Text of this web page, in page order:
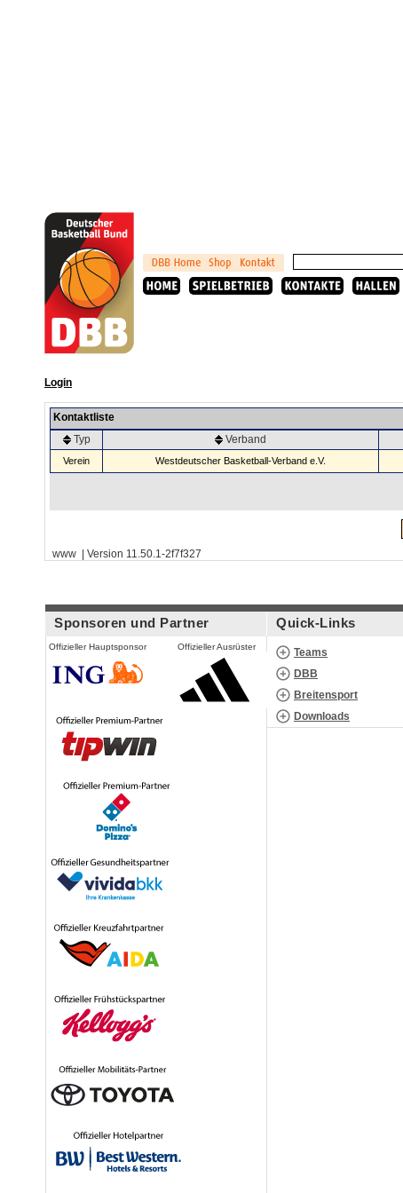
Login
Kontaktliste
Typ
Verband
Verein Westdeutscher Basketball-Verband e.V.
www | Version 11.50.1-2f7f327
Sponsoren und Partner
Offizieller Hauptsponsor Offizieller Ausrüster
Quick-Links
Teams
DBB
Breitensport
Downloads